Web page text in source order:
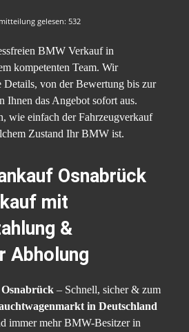
gelesen: 532
BMW Verkauf in
kompetenten Team. Wir
Details, von der Bewertung bis zur
Ihnen das Angebot sofort aus.
wie einfach der Fahrzeugverkauf
Zustand Ihr BMW ist.
Osnabrück
mit
&
Abholung
– Schnell, sicher & zum
in Deutschland
immer mehr BMW-Besitzer in